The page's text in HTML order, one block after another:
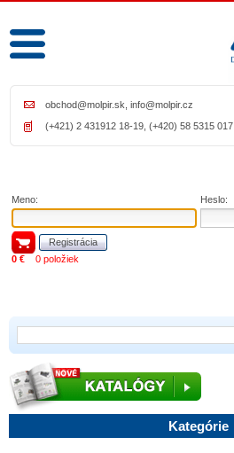
obchod@molpir.sk info@molpir.cz
(+421) 2 431912 18-19, (+420) 58 5315 017
Meno: Heslo:
Registrácia
0 € 0 položiek
Kategórie